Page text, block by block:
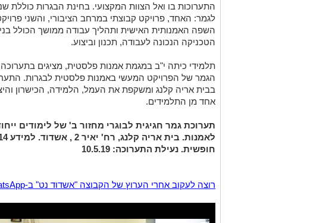
התערוכות בו ואל הצוות המקצועי. בחינת הבגרות כוללת
לגמר: האחד, פרויקט קבוצתי במרחב הציבורי, והשני
השפה האמנותית האישית ותהליך עבודה ממושך הכולל
הטכניקה הנכונה לעבודה, תכנון וביצוע.
תלמידי כיתה י"ב במגמת אמנות פלסטית, מציגים
הגמר של הפרויקט המעשי באמנות פלסטית לבגרות.
בבית אריה קלנג ומשקפת את העמל, הלמידה, הכישרון
אחד מן התלמידים.
תערוכת גמר חגיגית לבוגרי מחזור ב' של לימודים
לאמנות. בית אריה קלנג, רח' יאיר אשדוד. למידע08-9821114.
חופשית. נעילת התערוכה: 10.5.19
רוצה לעקוב אחרי הערוץ של הקבוצה "אשדוד נט" ב-WhatsApp לחצו כאן